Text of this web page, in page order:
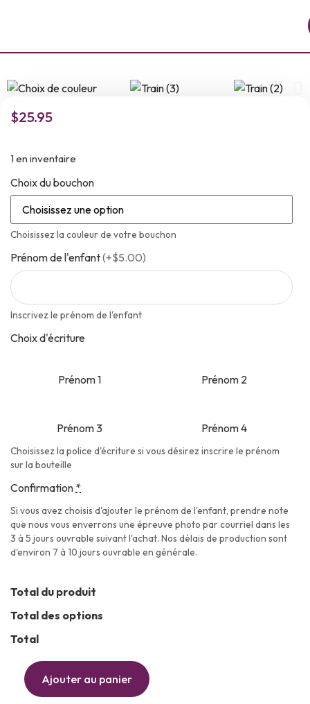
$25.95
1 en inventaire
Choix du bouchon
Choisissez la couleur de votre bouchon
Prénom de l'enfant(+$5.00)
Inscrivez le prénom de l'enfant
Choix d'écriture
Prénom 1 Prénom 2
Prénom 3 Prénom 4
Choisissez la police d'écriture si vous désirez inscrire le prénom
sur la bouteille
Confirmation *
Si vous avez choisis d'ajouter le prénom de l'enfant, prendre note
que nous vous enverrons une épreuve photo par courriel dans les
3 à 5 jours ouvrable suivant l'achat. Nos délais de production sont
d'environ 7 à 10 jours ouvrable en générale.
Total du produit
Total des options
Total
Ajouter au panier